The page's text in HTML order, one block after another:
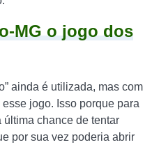
MG o jogo dos
ainda é utilizada, mas com
jogo. Isso porque para
chance de tentar
por sua vez poderia abrir